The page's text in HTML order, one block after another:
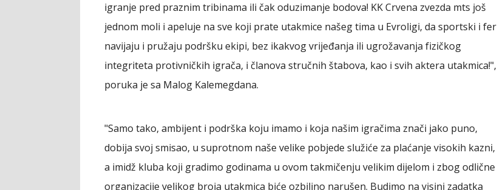
igranje pred praznim tribinama ili čak oduzimanje bodova! KK Crvena zvezda mts još
jednom moli i apeluje na sve koji prate utakmice našeg tima u Evroligi, da sportski i fer
navijaju i pružaju podršku ekipi, bez ikakvog vrijeđanja ili ugrožavanja fizičkog
integriteta protivničkih igrača, i članova stručnih štabova, kao i svih aktera utakmica!",
poruka je sa Malog Kalemegdana.
"Samo tako, ambijent i podrška koju imamo i koja našim igračima znači jako puno,
dobija svoj smisao, u suprotnom naše velike pobjede služiće za plaćanje visokih kazni,
a imidž kluba koji gradimo godinama u ovom takmičenju velikim dijelom i zbog odlične
organizacije velikog broja utakmica biće ozbiljno narušen. Budimo na visini zadatka